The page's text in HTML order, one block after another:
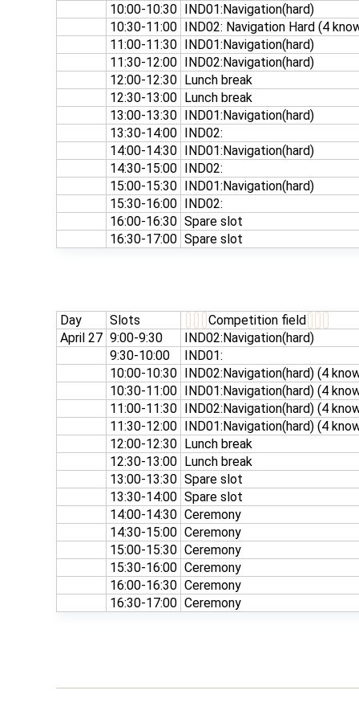
10:00-10:30 IND01:Navigation(hard)
10:30-11:00 IND02: Navigation Hard (4
11:00-11:30 IND01:Navigation(hard)
11:30-12:00 IND02:Navigation(hard)
12:00-12:30 Lunch break
12:30-13:00 Lunch break
13:00-13:30 IND01:Navigation(hard)
13:30-14:00 IND02:
14:00-14:30 IND01:Navigation(hard)
14:30-15:00 IND02:
15:00-15:30 IND01:Navigation(hard)
15:30-16:00 IND02:
16:00-16:30 Spare slot
16:30-17:00 Spare slot
Day Slots
Competition field
April 27 9:00-9:30
IND02:Navigation(hard)
9:30-10:00
IND01:
10:00-10:30 IND02:Navigation(hard) (4
10:30-11:00 IND01:Navigation(hard) (4
11:00-11:30 IND02:Navigation(hard) (4
11:30-12:00 IND01:Navigation(hard) (4
12:00-12:30 Lunch break
12:30-13:00 Lunch break
13:00-13:30 Spare slot
13:30-14:00 Spare slot
14:00-14:30 Ceremony
14:30-15:00 Ceremony
15:00-15:30 Ceremony
15:30-16:00 Ceremony
16:00-16:30 Ceremony
16:30-17:00 Ceremony